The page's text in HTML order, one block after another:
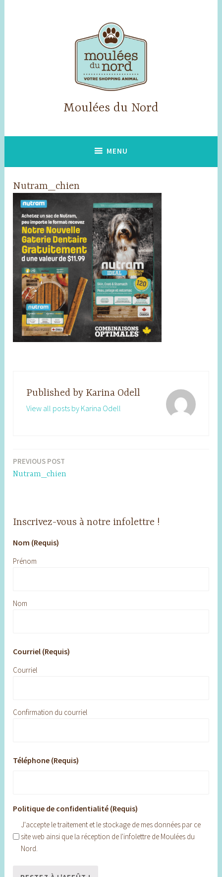
Moulées du Nord
MENU
Nutram_chien
Published by Karina Odell
View all posts by Karina Odell
Post
navigation
PREVIOUS POST
Nutram_chien
Inscrivez-vous à notre infolettre !
Nom (Requis)
Prénom
Nom
Courriel (Requis)
Courriel
Confirmation du courriel
Téléphone (Requis)
Politique de confidentialité (Requis)
J'accepte le traitement et le stockage de mes données par ce
site web ainsi que la réception de l'infolettre de Moulées du
Nord.